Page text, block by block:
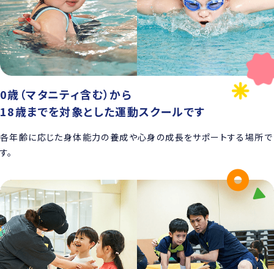
0歳（マタニティ含む）から
18歳までを対象とした運動スクールです
各年齢に応じた身体能力の養成や心身の成長をサポートする場所で
す。